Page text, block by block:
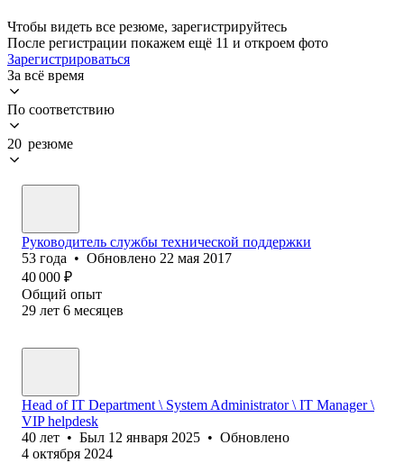
Чтобы видеть все резюме, зарегистрируйтесь
После регистрации покажем ещё 11 и откроем фото
Зарегистрироваться
За всё время
По соответствию
20 резюме
Руководитель службы технической поддержки
53 года • Обновлено 22 мая 2017
40 000 ₽
Общий опыт
29 лет 6 месяцев
Head of IT Department \ System Administrator \ IT Manager \
VIP helpdesk
40 лет • Был 12 января 2025 • Обновлено
4 октября 2024